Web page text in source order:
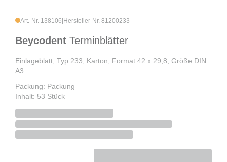
Art.-Nr. 138106 Hersteller-Nr. 81200233
Beycodent Terminblätter
Einlageblatt, Typ 233, Karton, Format 42 x 29,8, Größe DIN
A3
Packung: Packung
Inhalt: 53 Stück